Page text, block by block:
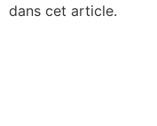
dans cet article.